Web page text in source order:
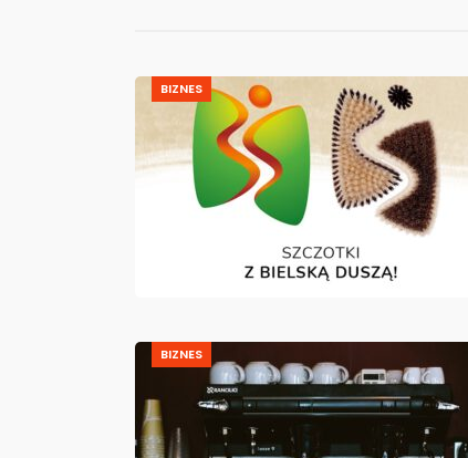
BIZNES
BIZNES